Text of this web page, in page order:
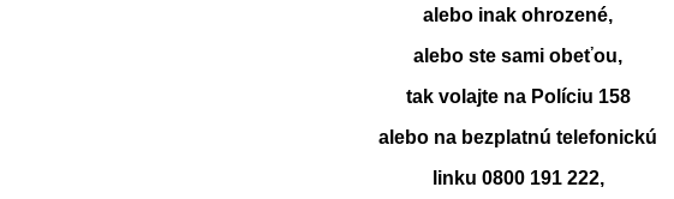
alebo inak ohrozené,
alebo ste sami obeťou,
tak volajte na Políciu 158
alebo na bezplatnú telefonickú
linku 0800 191 222,